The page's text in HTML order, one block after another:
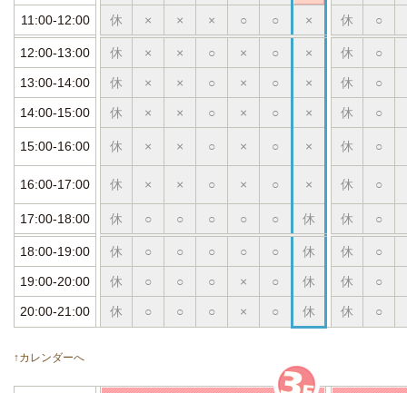
11:00-12:00 休 × × × ○ ○ × 休 ○
12:00-13:00 休 × × ○ × ○ × 休 ○
13:00-14:00 休 × × ○ × ○ × 休 ○
14:00-15:00 休 × × ○ × ○ × 休 ○
15:00-16:00 休 × × ○ × ○ × 休 ○
16:00-17:00 休 × × ○ × ○ × 休 ○
17:00-18:00 休 ○ ○ ○ ○ ○ 休 休 ○
18:00-19:00 休 ○ ○ ○ ○ ○ 休 休 ○
19:00-20:00 休 ○ ○ ○ × ○ 休 休 ○
20:00-21:00 休 ○ ○ ○ × ○ 休 休 ○
↑カレンダーへ